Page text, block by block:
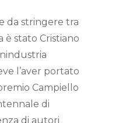
da stringere tra
stato Cristiano
l’aver portato
Campiello
di
di autori